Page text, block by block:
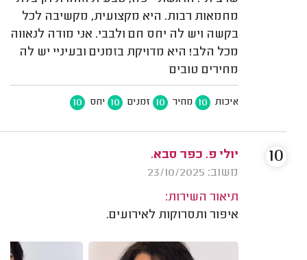
מחמאות רבות. היא מקצועית, מקשיבה לכל
בקשה ויש לה יחס חם ולבבי. אני מודה לנאווה
מכל הלב! היא מדויקת בזמנים ובעיניי יש לה
מחירים טובים
איכות 10 מחיר 10 זמנים 10 יחס 10
יולי פ. כפר סבא.
משוב: 23/10/2025
תיאור השירות:
איפור ותסרוקות לאירועים.
10